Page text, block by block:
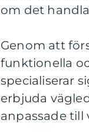
om det
Genom att
funktionella
specialiserar
erbjuda
anpassade till